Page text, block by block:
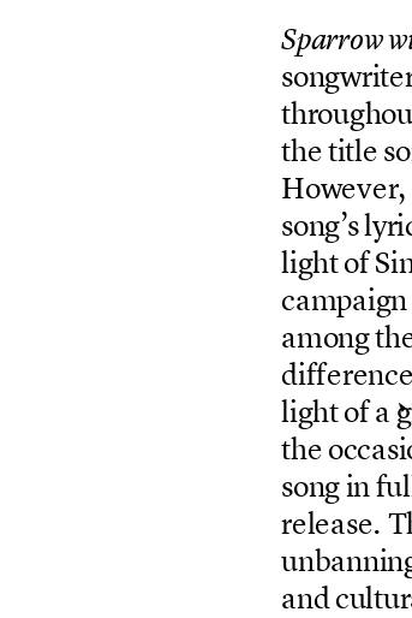
Sparroww
songwrite
throughou
thetitleso
However,
song’slyri
lightofSi
campaign
amongth
difference
lightofa g
theoccasi
songinful
release. T
unbannin
andcultur